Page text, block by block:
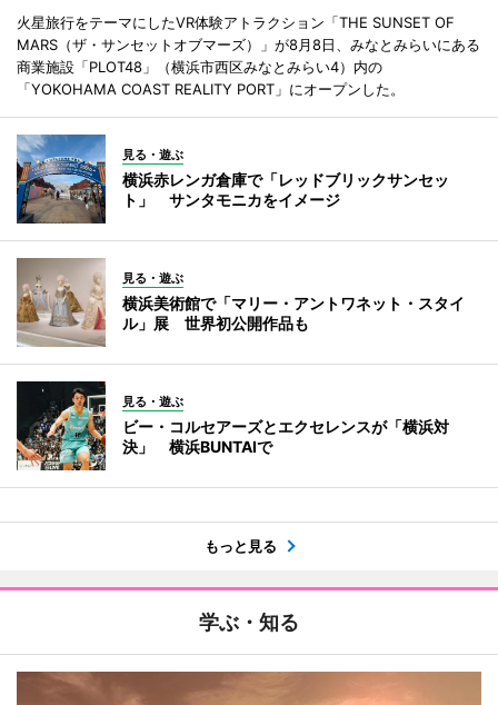
火星旅行をテーマにしたVR体験アトラクション「THE SUNSET OF
MARS（ザ・サンセットオブマーズ）」が8月8日、みなとみらいにある
商業施設「PLOT48」（横浜市西区みなとみらい4）内の
「YOKOHAMA COAST REALITY PORT」にオープンした。
見る・遊ぶ
横浜赤レンガ倉庫で「レッドブリックサンセッ
ト」 サンタモニカをイメージ
見る・遊ぶ
横浜美術館で「マリー・アントワネット・スタイ
ル」展 世界初公開作品も
見る・遊ぶ
ビー・コルセアーズとエクセレンスが「横浜対
決」 横浜BUNTAIで
もっと見る
学ぶ・知る